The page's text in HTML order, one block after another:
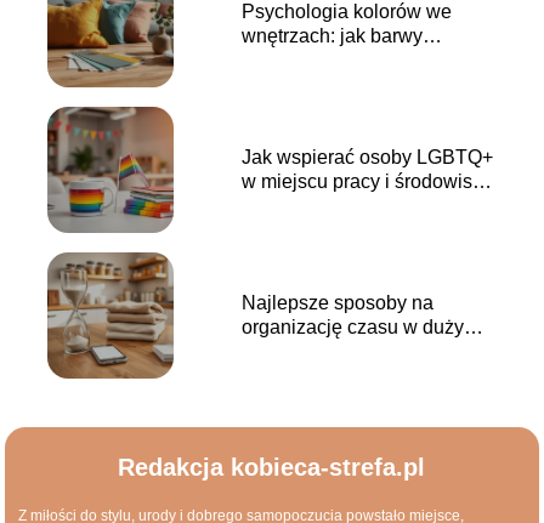
Psychologia kolorów we
wnętrzach: jak barwy
Jak wspierać osoby LGBTQ+
w miejscu pracy i środowisku
Najlepsze sposoby na
organizację czasu w dużym
Redakcja kobieca-strefa.pl
Z miłości do stylu, urody i dobrego samopoczucia powstało miejsce,